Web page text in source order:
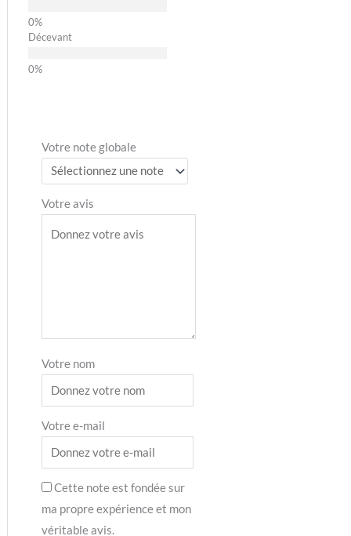
Décevant
Votre note globale
Votre avis
Votre nom
Votre e-mail
Cette note est fondée sur
ma propre expérience et mon
véritable avis.